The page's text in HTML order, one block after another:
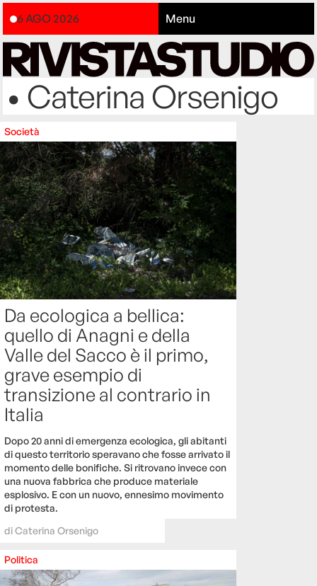
6 AGO 2026 Menu
• Caterina Orsenigo
Società
Da ecologica a bellica:
quello di Anagni e della
Valle del Sacco è il primo,
grave esempio di
transizione al contrario in
Italia
Dopo 20 anni di emergenza ecologica, gli abitanti
di questo territorio speravano che fosse arrivato il
momento delle bonifiche. Si ritrovano invece con
una nuova fabbrica che produce materiale
esplosivo. E con un nuovo, ennesimo movimento
di protesta.
diCaterina Orsenigo
Politica